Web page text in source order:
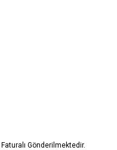
Gönderilmektedir.